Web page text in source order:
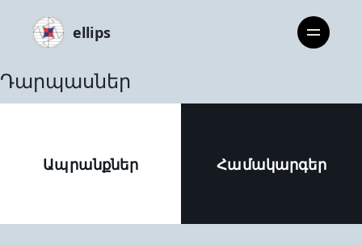
ellips
Դարպասներ
Ապրանքներ Համակարգեր